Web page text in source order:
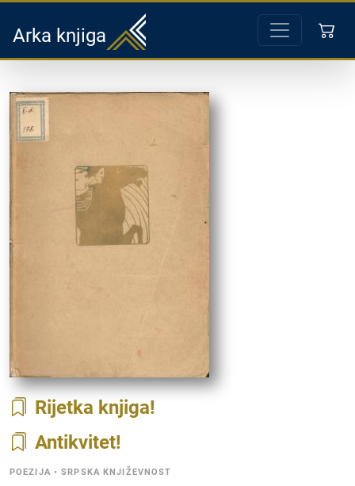
Arka knjiga
Rijetka knjiga
Antikvitet
POEZIJA •SRPSKA KNJIŽEVNOST